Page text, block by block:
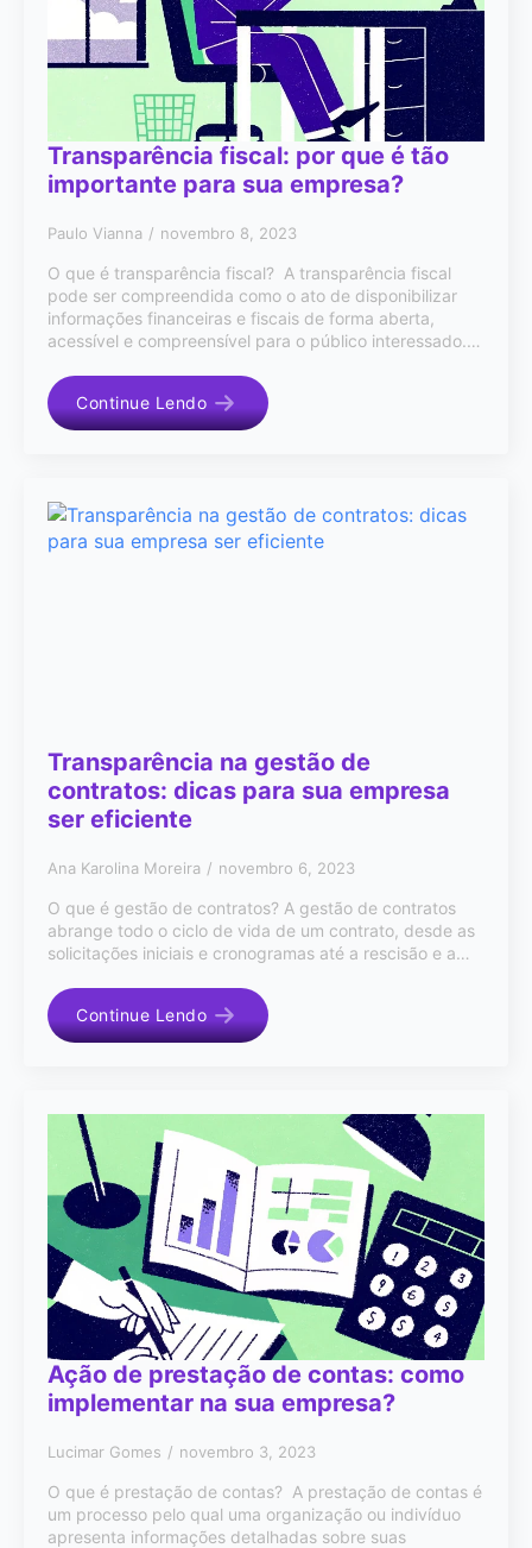
Transparência fiscal: por que é tão
importante para sua empresa?
Paulo Vianna novembro 8, 2023
O que é transparência fiscal? A transparência fiscal
pode ser compreendida como o ato de disponibilizar
informações financeiras e fiscais de forma aberta,
acessível e compreensível para o público interessado.…
Continue Lendo
Transparência na gestão de
contratos: dicas para sua empresa
ser eficiente
Ana Karolina Moreira novembro 6, 2023
O que é gestão de contratos? A gestão de contratos
abrange todo o ciclo de vida de um contrato, desde as
solicitações iniciais e cronogramas até a rescisão e a…
Continue Lendo
Ação de prestação de contas: como
implementar na sua empresa?
Lucimar Gomes novembro 3, 2023
O que é prestação de contas? A prestação de contas é
um processo pelo qual uma organização ou indivíduo
apresenta informações detalhadas sobre suas